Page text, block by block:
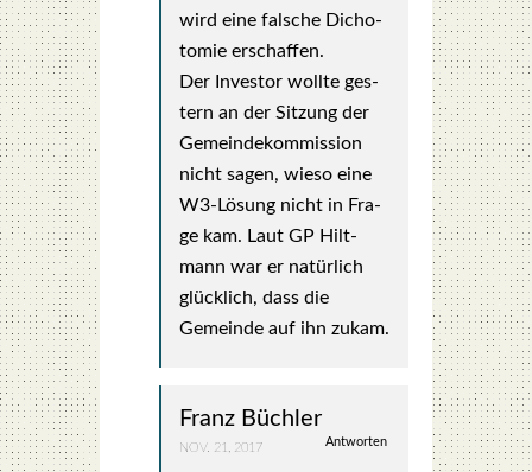
wird eine fal­sche Dicho­
to­mie erschaf­fen.
Der Inves­tor woll­te ges­
tern an der Sit­zung der
Gemein­de­kom­mis­si­on
nicht sagen, wie­so eine
W3-Lösung nicht in Fra­
ge kam. Laut GP Hilt­
mann war er natür­lich
glück­lich, dass die
Gemein­de auf ihn zukam.
Franz Büchler
Antworten
NOV. 21, 2017